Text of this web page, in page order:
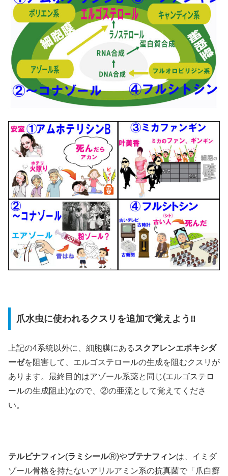
爪水虫に使われるクスリを追加で覚えよう‼
上記の4系統以外に、細胞膜にある スクアレンエポキシダ
ーゼを阻害して、エルゴステロールの生成を阻むクスリが
あります。最終目的はアゾール系薬と同じ(エルゴステロ
ールの生成阻止)なので、②の亜流として覚えてくださ
い。
テルビナフィン(ラミシールⓇ)やブテナフィンは、イミダ
ゾール骨格を持たないアリルアミン系の抗真菌で「爪白癬